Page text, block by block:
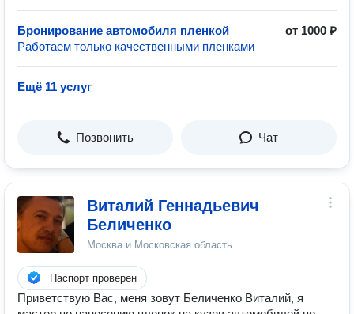
Бронирование автомобиля пленкой
от 1000 ₽
Работаем только качественными пленками
Ещё 11 услуг
Позвонить Чат
Виталий Геннадьевич
Беличенко
Москва и Московская область
Паспорт проверен
Приветствую Вас, меня зовут Беличенко Виталий, я